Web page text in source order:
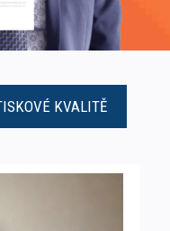
KVALITĚ